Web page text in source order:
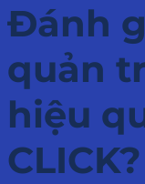
Đánh
quản
hiệu
CLICK?